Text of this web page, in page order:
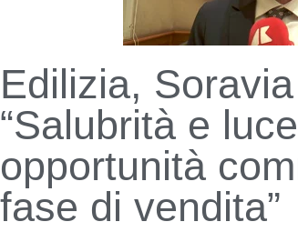
Edilizia,
“Salubrità e
opportunità
fase di vendita”